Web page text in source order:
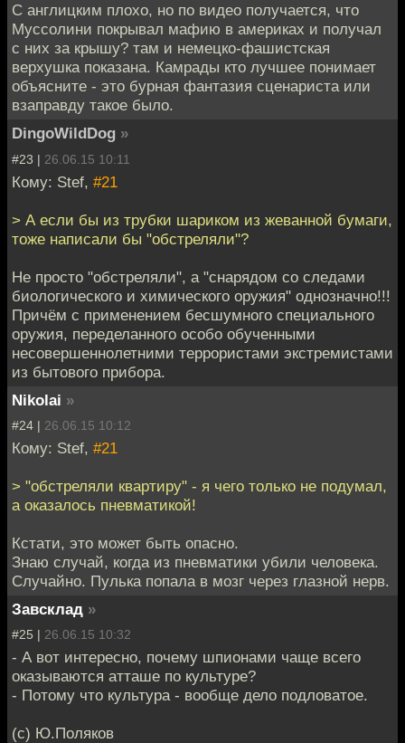
С англицким плохо, но по видео получается, что
Муссолини покрывал мафию в америках и получал
с них за крышу? там и немецко-фашистская
верхушка показана. Камрады кто лучшее понимает
объясните - это бурная фантазия сценариста или
взаправду такое было.
DingoWildDog »
#23 | 26.06.15 10:11
Кому: Stef, #21
> А если бы из трубки шариком из жеванной бумаги,
тоже написали бы "обстреляли"?
Не просто "обстреляли", а "снарядом со следами
биологического и химического оружия" однозначно!!!
Причём с применением бесшумного специального
оружия, переделанного особо обученными
несовершеннолетними террористами экстремистами
из бытового прибора.
Nikolai »
#24 | 26.06.15 10:12
Кому: Stef, #21
> "обстреляли квартиру" - я чего только не подумал,
а оказалось пневматикой!
Кстати, это может быть опасно.
Знаю случай, когда из пневматики убили человека.
Случайно. Пулька попала в мозг через глазной нерв.
Завсклад »
#25 | 26.06.15 10:32
- А вот интересно, почему шпионами чаще всего
оказываются атташе по культуре?
- Потому что культура - вообще дело подловатое.
(с) Ю.Поляков